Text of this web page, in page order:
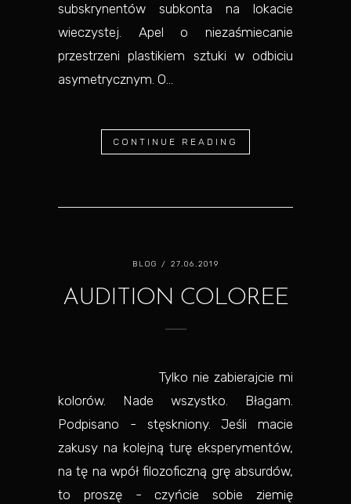
subskrynentów subkonta na lokacie
wieczystej. Apel o niezaśmiecanie
przestrzeni plastikiem sztuki w odbiciu
asymetrycznym. O...
CONTINUE READING
BLOG / 27.06.2019
AUDITION COLOREE
Tylko nie zabierajcie mi
kolorów. Nade wszystko. Błagam.
Podpisano - stęskniony. Jeśli macie
zakusy na kolejną turę eksperymentów,
na tę na wpół filozoficzną grę absurdów,
to proszę - czyńcie sobie ziemię